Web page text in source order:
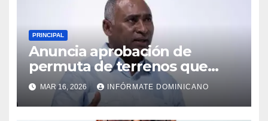
PRINCIPAL
Anuncia aprobación de
permuta de terrenos que
garantiza títulos de
propiedad a familias de la
región Sur
MAR 16, 2026 INFÓRMATE DOMINICANO